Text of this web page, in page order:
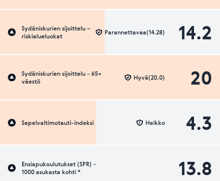
Sydäniskurien sijoittelu –
riskialueluokat
14.2
Parannettavaa(14.28)
Sydäniskurien sijoittelu - 65+
väestö
20
Hyvä(20.0)
Sepelvaltimotauti-indeksi 4.3
Heikko
Ensiapukoulutukset (SPR) -
1000 asukasta kohti *
13.8